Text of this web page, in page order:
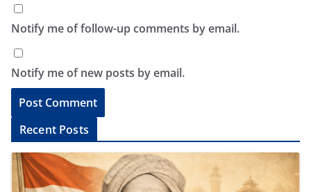
Notify me of follow-up comments by email.
Notify me of new posts by email.
l
Recent Posts